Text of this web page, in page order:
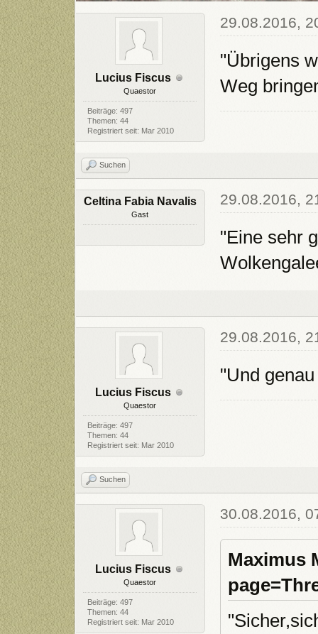
Lucius Fiscus
Quaestor
Beiträge: 497
Themen: 44
Registriert seit: Mar 2010
29.08.2016,
"Übrigens
Weg
Suchen
Celtina Fabia Navalis
Gast
29.08.2016,
"Eine sehr
Lucius Fiscus
Quaestor
Beiträge: 497
Themen: 44
Registriert seit: Mar 2010
29.08.2016,
"Und
Suchen
Lucius Fiscus
Quaestor
Beiträge: 497
Themen: 44
Registriert seit: Mar 2010
30.08.2016,
Maximus